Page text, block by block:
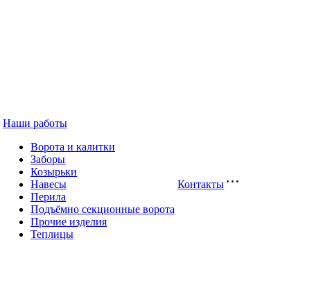
Наши работы
Ворота и калитки
Заборы
Козырьки
Навесы
Перила
Подъёмно секционные ворота
Прочие изделия
Теплицы
Контакты